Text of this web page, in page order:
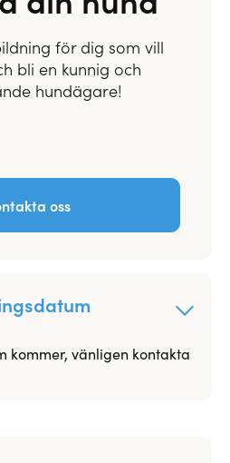
för dig som vill
bli en kunnig och
hundägare!
oss
kommer, vänligen kontakta